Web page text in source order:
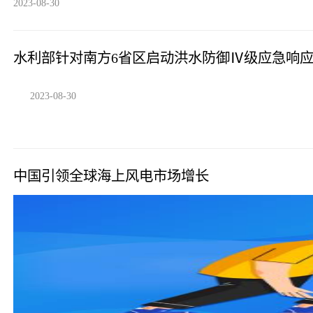
2023-08-30
水利部针对南方6省区启动洪水防御Ⅳ级应急响
2023-08-30
中国引领全球海上风电市场增长